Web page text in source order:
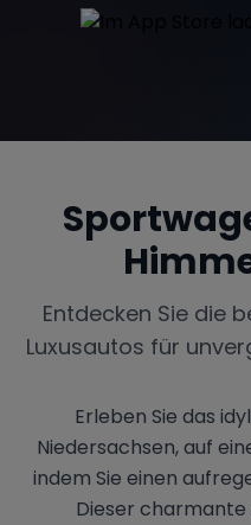
Entdecken Sie die
Luxusautos für
Erleben Sie das
Niedersachsen, auf
indem Sie einen
Dieser